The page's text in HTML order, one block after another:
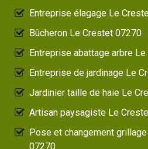
Entreprise élagage Le
Bûcheron Le Crestet 07270
Entreprise abattage arbre
Entreprise de jardinage Le
Jardinier taille de haie Le
Artisan paysagiste Le
Pose et changement
07270